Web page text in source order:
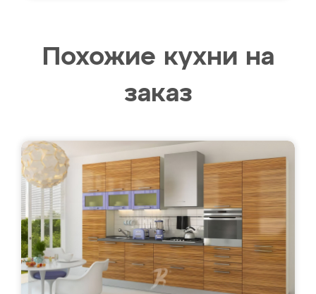
Похожие кухни на
заказ